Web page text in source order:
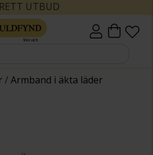
UTBUD
/Armband i äkta läder